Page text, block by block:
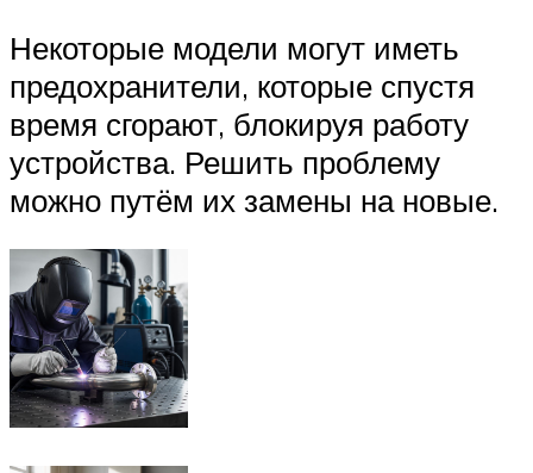
Некоторые модели могут иметь
предохранители, которые спустя
время сгорают, блокируя работу
устройства. Решить проблему
можно путём их замены на новые.